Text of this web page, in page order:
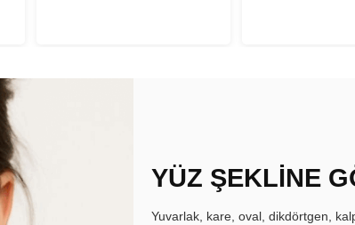
YÜZ ŞEKLİNE
Yuvarlak, kare, oval, dikdörtgen,